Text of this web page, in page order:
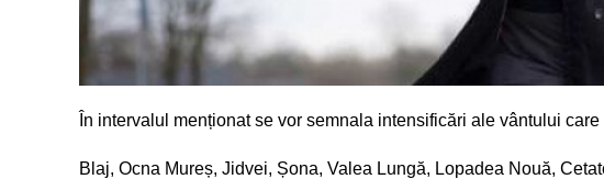
În intervalul menționat se vor semnala intensificări ale vântului
Blaj, Ocna Mureș, Jidvei, Șona, Valea Lungă, Lopadea Nouă,